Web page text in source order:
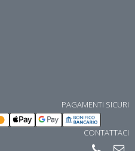
PAGAMENTI SICURI
CONTATTACI